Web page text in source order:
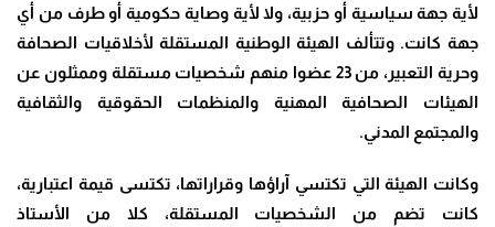
لأية جهة سياسية أو حزبية، ولا لأية وصاية حكومية أو طرف من أي
جهة كانت. وتتألف الهيئة الوطنية المستقلة لأخلاقيات الصحافة
وحرية التعبير، من 23 عضوا منهم شخصيات مستقلة وممثلون عن
الهيئات الصحافية المهنية والمنظمات الحقوقية والثقافية
والمجتمع المدني.
وكانت الهيئة التي تكتسي آراؤها وقراراتها، تكتسى قيمة اعتبارية،
كانت تضم من الشخصيات المستقلة، كلا من الأستاذ